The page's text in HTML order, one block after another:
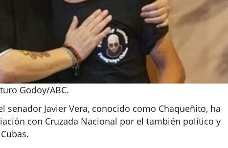
Godoy/ABC.
senador Javier Vera, conocido como Chaqueñito, ha
con Cruzada Nacional por el también político y